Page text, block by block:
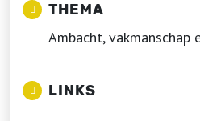
THEMA
Ambacht, vakmanschap
LINKS